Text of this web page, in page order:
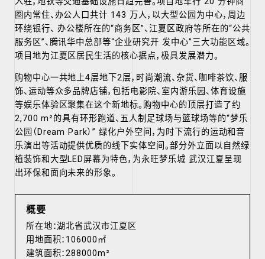
圈内常住、办公人口共计 143 万人，以大型公园为中心，周边
环绕银行、 办公楼所在的“商务区”、江夏区政府等所在的“公共
服务区”、腾讯华中总部等“企业研究开 发中心”三大功能区域。
项目地为江夏区居民生活的核心据点，极具发展潜力。
购物中心一共地上4层地下2层，时尚潮流、杂货、咖啡茶饮、服
饰、运动等众多品牌店铺，包括电影院、室内游乐园、体育设施
等娱乐体验区聚集在这个新地标。购物中心的顶层打造了约
2,700 m²的具有环形跑道、五人制足球场与篮球场等的“梦乐
公园（Dream Park）” 绿化户外空间，为时下流行的运动和音
乐演出等活动提供优质的线下实体空间。部分外立面以自然绿
植装饰和大型LED屏幕为特色，为永旺梦乐城 武汉江夏呈现
出环保和面向未来的形象。
概要
所在地：湖北省武汉市江夏区
用地面积：106000㎡
建筑面积：288000m²